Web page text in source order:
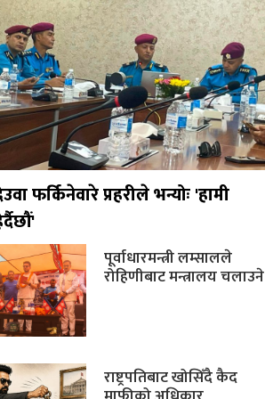
फर्किनेवारे प्रहरीले भन्योः 'हामी
पूर्वाधारमन्त्री लम्सालले
रोहिणीबाट मन्त्रालय चलाउने
राष्ट्रपतिबाट खोसिँदै कैद